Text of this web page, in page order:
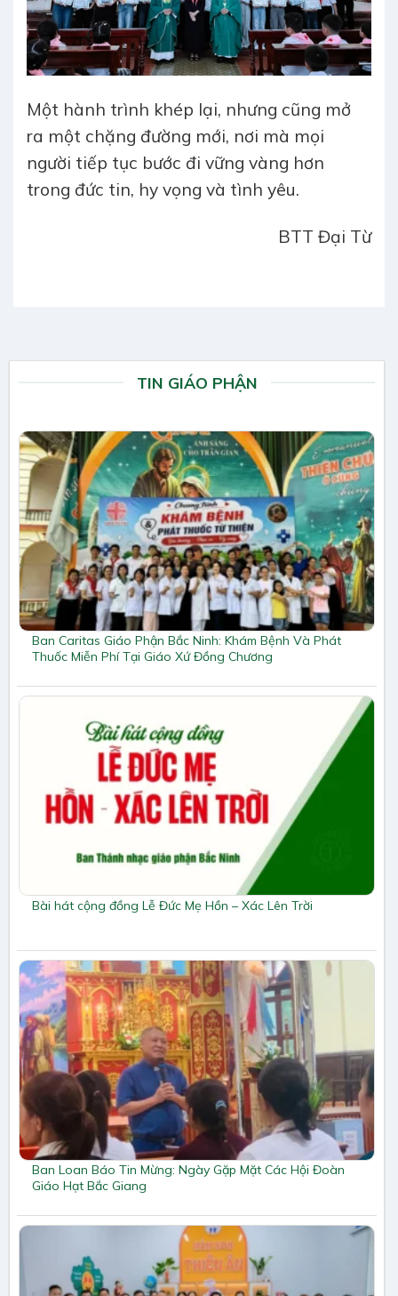
Một hành trình khép lại, nhưng cũng mở
ra một chặng đường mới, nơi mà mọi
người tiếp tục bước đi vững vàng hơn
trong đức tin, hy vọng và tình yêu.
BTT Đại Từ
TIN GIÁO PHẬN
Ban Caritas Giáo Phận Bắc Ninh: Khám Bệnh Và Phát
Thuốc Miễn Phí Tại Giáo Xứ Đồng Chương
Bài hát cộng đồng Lễ Đức Mẹ Hồn – Xác Lên Trời
Ban Loan Báo Tin Mừng: Ngày Gặp Mặt Các Hội Đoàn
Giáo Hạt Bắc Giang